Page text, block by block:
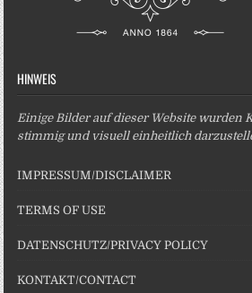
HINWEIS
Einige Bilder auf dieser Website wurden
stimmig und visuell einheitlich
IMPRESSUM/DISCLAIMER
TERMS OF USE
DATENSCHUTZ/PRIVACY POLICY
KONTAKT/CONTACT